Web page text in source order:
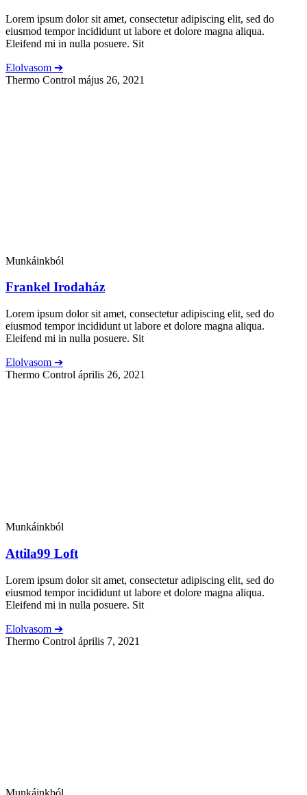
Lorem ipsum dolor sit amet, consectetur adipiscing elit, sed do
eiusmod tempor incididunt ut labore et dolore magna aliqua.
Eleifend mi in nulla posuere. Sit
Elolvasom ➔
Thermo Control május 26, 2021
Munkáinkból
Frankel Irodaház
Lorem ipsum dolor sit amet, consectetur adipiscing elit, sed do
eiusmod tempor incididunt ut labore et dolore magna aliqua.
Eleifend mi in nulla posuere. Sit
Elolvasom ➔
Thermo Control április 26, 2021
Munkáinkból
Attila99 Loft
Lorem ipsum dolor sit amet, consectetur adipiscing elit, sed do
eiusmod tempor incididunt ut labore et dolore magna aliqua.
Eleifend mi in nulla posuere. Sit
Elolvasom ➔
Thermo Control április 7, 2021
Munkáinkból